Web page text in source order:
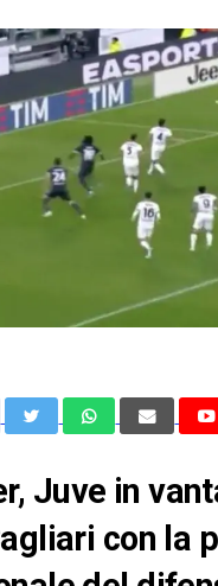
Juve in
con la